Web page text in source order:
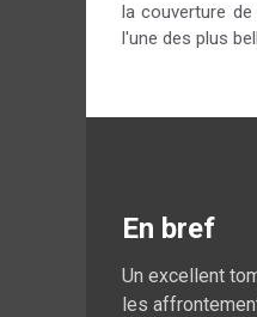
la couverture
l'une des plus
En bref
Un excellent
les